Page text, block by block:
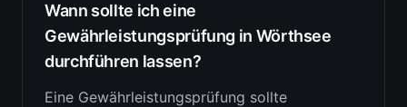
Wann sollte ich eine
Gewährleistungsprüfung in Wörthsee
durchführen lassen?
Eine Gewährleistungsprüfung sollte